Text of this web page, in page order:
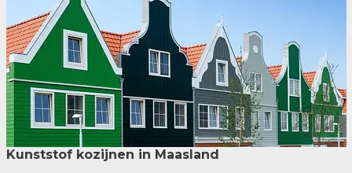
Kunststof kozijnen in Maasland